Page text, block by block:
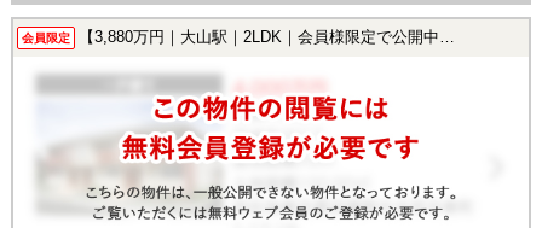
会員限定 【3,880万円｜大山駅｜2LDK｜会員様限定で公開中！】